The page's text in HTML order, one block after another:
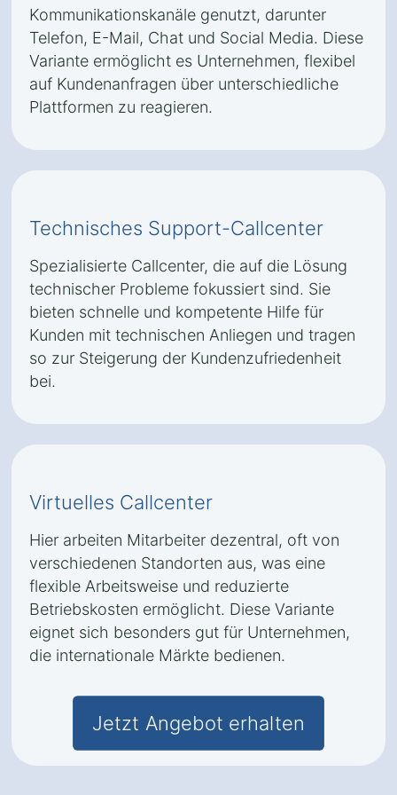
Kommunikationskanäle genutzt, darunter
Telefon, E-Mail, Chat und Social Media. Diese
Variante ermöglicht es Unternehmen, flexibel
auf Kundenanfragen über unterschiedliche
Plattformen zu reagieren.
Technisches Support-Callcenter
Spezialisierte Callcenter, die auf die Lösung
technischer Probleme fokussiert sind. Sie
bieten schnelle und kompetente Hilfe für
Kunden mit technischen Anliegen und tragen
so zur Steigerung der Kundenzufriedenheit
bei.
Virtuelles Callcenter
Hier arbeiten Mitarbeiter dezentral, oft von
verschiedenen Standorten aus, was eine
flexible Arbeitsweise und reduzierte
Betriebskosten ermöglicht. Diese Variante
eignet sich besonders gut für Unternehmen,
die internationale Märkte bedienen.
Jetzt Angebot erhalten